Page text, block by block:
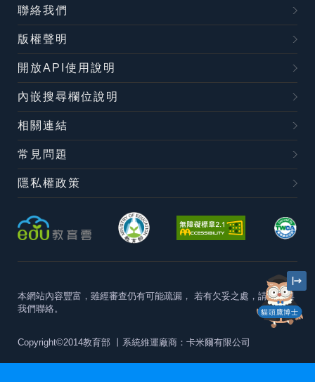
貓頭鷹博士
聯絡我們
版權聲明
開放API使用說明
內嵌搜尋欄位說明
相關連結
常見問題
隱私權政策
本網站內容豐富，雖經審查仍有可能疏漏， 若有欠妥之處，請隨時與
我們聯絡。
Copyright©2014教育部 丨系統維運廠商：卡米爾有限公司